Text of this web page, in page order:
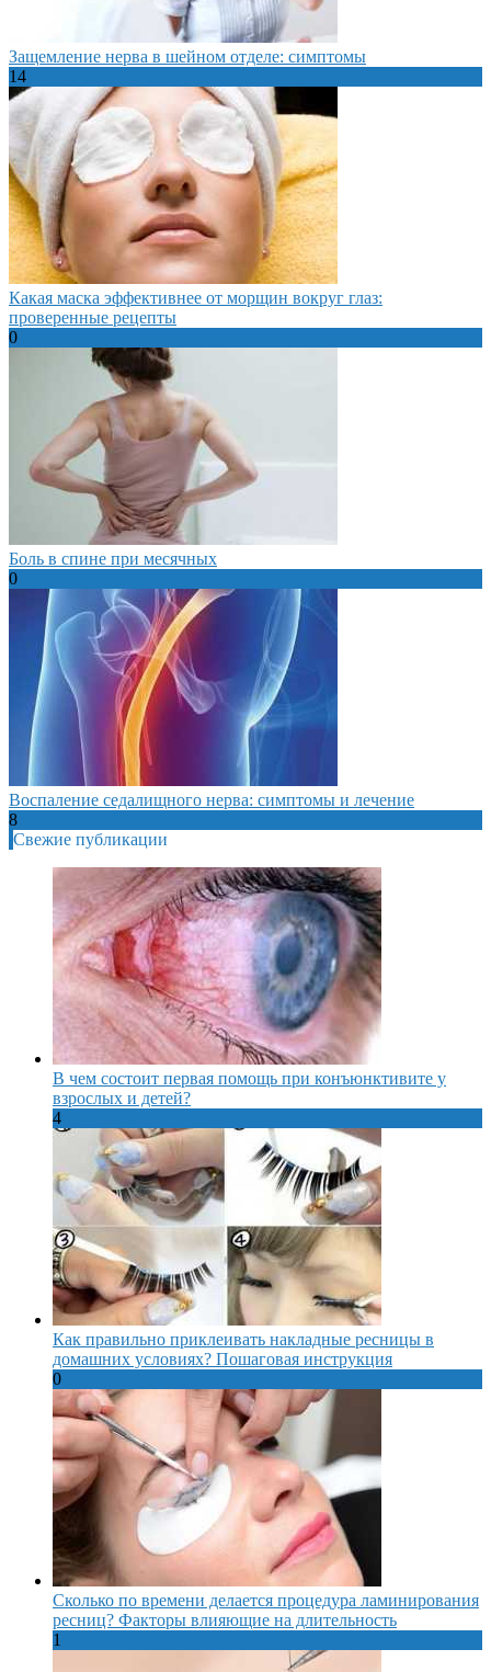
Защемление нерва в шейном отделе: симптомы
14
Какая маска эффективнее от морщин вокруг глаз:
проверенные рецепты
0
Боль в спине при месячных
0
Воспаление седалищного нерва: симптомы и лечение
8
Свежие публикации
В чем состоит первая помощь при конъюнктивите у
взрослых и детей?
4
Как правильно приклеивать накладные ресницы в
домашних условиях? Пошаговая инструкция
0
Сколько по времени делается процедура ламинирования
ресниц? Факторы влияющие на длительность
1